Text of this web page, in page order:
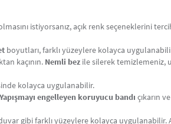
istiyorsanız, açık renk seçeneklerini
boyutları, farklı yüzeylere kolayca
kaçının. Nemli bez ile silerek temizlemeniz,
kolayca uygulanabilir.
Yapışmayı engelleyen koruyucu bandı çıkarın
gibi farklı yüzeylere kolayca uygulanabilir.